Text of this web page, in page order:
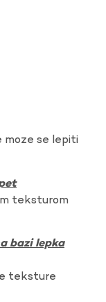
moze se lepiti
teksturom
bazi lepka
teksture